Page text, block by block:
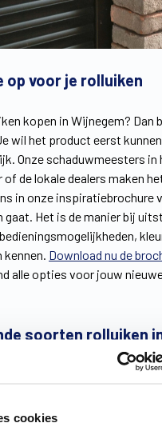
cookies
op voor je rolluiken
kopen in Wijnegem? Dan
wil het product eerst
Onze schaduwmeesters in
of de lokale dealers maken
in onze inspiratiebrochure
gaat. Het is de manier bij
kennen. Download nu de
alle opties voor jouw
soorten rolluiken
Wijnegem: inbouwrolluiken,